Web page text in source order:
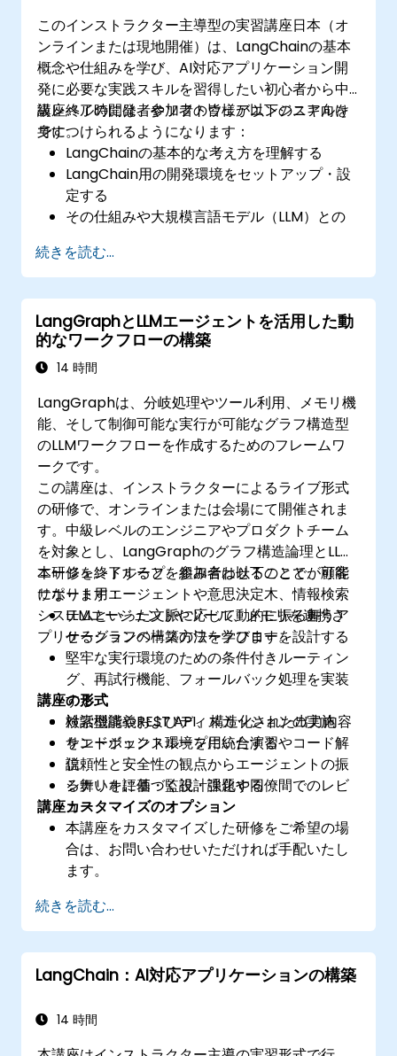
このインストラクター主導型の実習講座日本（オ
ンラインまたは現地開催）は、LangChainの基本
概念や仕組みを学び、AI対応アプリケーション開
発に必要な実践スキルを習得したい初心者から中
級レベルの開発者やソフトウェアエンジニア向け
です。
講座終了時には、参加者の皆様が以下のスキルを
身につけられるようになります：
LangChainの基本的な考え方を理解する
LangChain用の開発環境をセットアップ・設
定する
その仕組みや大規模言語モデル（LLM）との
LangChainを用いて簡単なアプリケーション
を作成できる
続きを読む...
LangGraphとLLMエージェントを活用した動
的なワークフローの構築
14 時間
LangGraphは、分岐処理やツール利用、メモリ機
能、そして制御可能な実行が可能なグラフ構造型
のLLMワークフローを作成するためのフレームワ
ークです。
この講座は、インストラクターによるライブ形式
の研修で、オンラインまたは会場にて開催されま
す。中級レベルのエンジニアやプロダクトチーム
を対象とし、LangGraphのグラフ構造論理とLLM
エージェントループを組み合わせることで、顧客
サポート用エージェントや意思決定木、情報検索
システムといった文脈に応じて動的に振る舞うア
プリケーションの構築方法を学びます。
本研修を終了すると、参加者は以下のことが可能
になります：
LLMエージェントやツール、メモリを連携さ
せるグラフベースのワークフローを設計する
堅牢な実行環境のための条件付きルーティン
グ、再試行機能、フォールバック処理を実装
する
検索機能やREST API、構造化された出力内容
をエージェントループに統合する
信頼性と安全性の観点からエージェントの振
る舞いを評価・監視・強化する
講座の形式
対話型講義およびディスカッションの実施
サンドボックス環境を用いた演習やコード解
説
シナリオに基づく設計課題や同僚間でのレビ
ュー
講座カスタマイズのオプション
本講座をカスタマイズした研修をご希望の場
合は、お問い合わせいただければ手配いたし
ます。
続きを読む...
LangChain：AI対応アプリケーションの構築
14 時間